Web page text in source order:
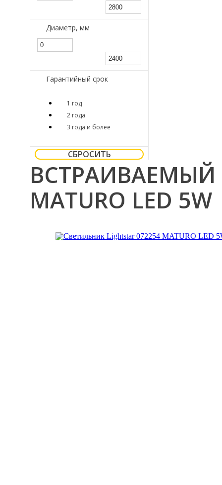
Диаметр, мм
Гарантийный срок
1 год
2 года
3 года и более
СБРОСИТЬ
ВСТРАИВАЕМЫЙ
MATURO LED 5W